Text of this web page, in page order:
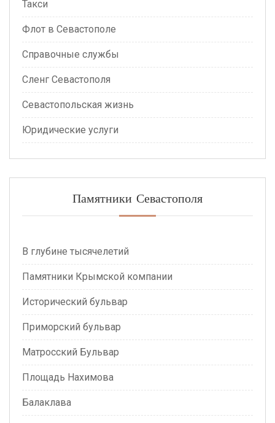
Такси
Флот в Севастополе
Справочные службы
Сленг Севастополя
Севастопольская жизнь
Юридические услуги
Памятники Севастополя
В глубине тысячелетий
Памятники Крымской компании
Исторический бульвар
Приморский бульвар
Матросский Бульвар
Площадь Нахимова
Балаклава